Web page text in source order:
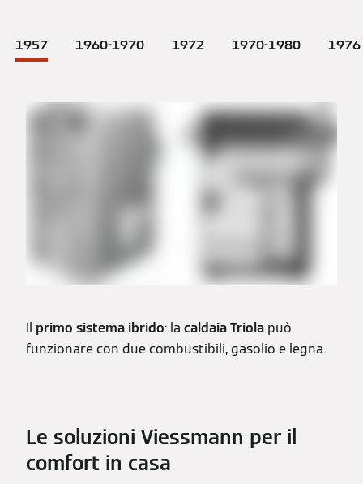
1957 1960-1970 1972 1970-1980 1976
Il primo sistema ibrido: la caldaia Triola può
funzionare con due combustibili, gasolio e legna.
Le soluzioni Viessmann per il
comfort in casa